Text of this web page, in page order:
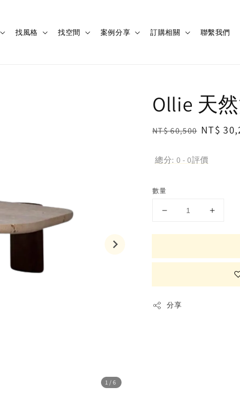
找風格 找空間 案例分享 訂購相關 聯繫我們
1 /6
Ollie 天
Regular
NT$ 60,500 Sale
NT$
總分: 0 -0評價
數量
分享